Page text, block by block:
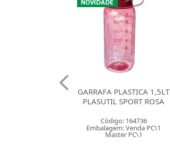
GARRAFA PLASTICA 1,5LT
PLASUTIL SPORT FUME
Código: 164735
Embalagem: Venda PC\1
Master CM\8